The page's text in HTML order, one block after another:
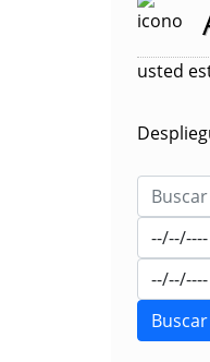
usted